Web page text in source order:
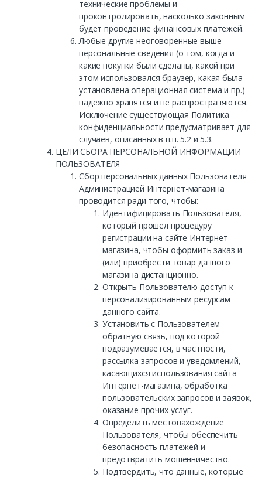
технические проблемы и
проконтролировать, насколько законным
будет проведение финансовых платежей.
Любые другие неоговорённые выше
персональные сведения (о том, когда и
какие покупки были сделаны, какой при
этом использовался браузер, какая была
установлена операционная система и пр.)
надёжно хранятся и не распространяются.
Исключение существующая Политика
конфиденциальности предусматривает для
случаев, описанных в п.п. 5.2 и 5.3.
ЦЕЛИ СБОРА ПЕРСОНАЛЬНОЙ ИНФОРМАЦИИ
ПОЛЬЗОВАТЕЛЯ
Сбор персональных данных Пользователя
Администрацией Интернет-магазина
проводится ради того, чтобы:
Идентифицировать Пользователя,
который прошёл процедуру
регистрации на сайте Интернет-
магазина, чтобы оформить заказ и
(или) приобрести товар данного
магазина дистанционно.
Открыть Пользователю доступ к
персонализированным ресурсам
данного сайта.
Установить с Пользователем
обратную связь, под которой
подразумевается, в частности,
рассылка запросов и уведомлений,
касающихся использования сайта
Интернет-магазина, обработка
пользовательских запросов и заявок,
оказание прочих услуг.
Определить местонахождение
Пользователя, чтобы обеспечить
безопасность платежей и
предотвратить мошенничество.
Подтвердить, что данные, которые